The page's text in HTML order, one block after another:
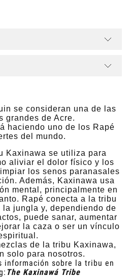
se consideran una de las
grandes de Acre.
haciendo uno de los Rapé
del mundo.
Kaxinawa se utiliza para
aliviar el dolor físico y los
los senos paranasales
Además, Kaxinawa usa
mental, principalmente en
Rapé conecta a la tribu
jungla y, dependiendo de
puede sanar, aumentar
la caza o ser un vínculo
de la tribu Kaxinawa,
solo para nosotros.
información sobre la tribu en
The Kaxinawá Tribe